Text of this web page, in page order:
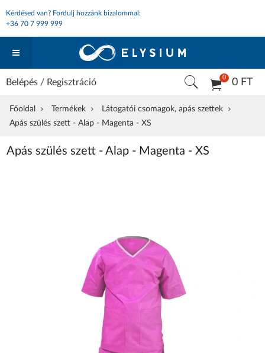
Kérdésed van? Fordulj hozzánk bizalommal:
+36 70 7 999 999
0 0 FT
Belépés / Regisztráció
Főoldal Termékek
Látogatói csomagok, apás szettek
Apás szülés szett - Alap - Magenta - XS
Apás szülés szett - Alap - Magenta - XS